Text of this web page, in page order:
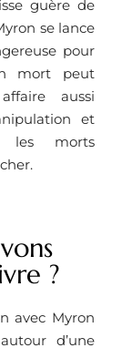
guère de
se lance
pour
mort peut
aussi
et
les morts
?
avec Myron
d’une